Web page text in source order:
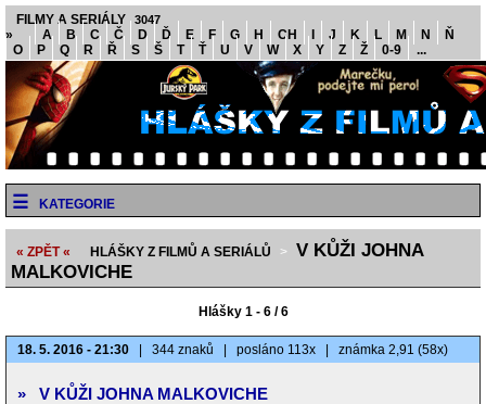
FILMY A SERIÁLY 3047
» A B C Č D Ď E F G H CH J K L M N
Ň
O
P Q R Ř S Š T Ť U V W X Y Z Ž 0-9 ...
KATEGORIE
« ZPĚT « HLÁŠKY Z FILMŮ A SERIÁLŮ >
V KŮŽI JOHNA
MALKOVICHE
Hlášky 1 - 6 / 6
18. 5. 2016 - 21:30 344 znaků posláno 113x známka 2,91 (58x)
» V KŮŽI JOHNA MALKOVICHE